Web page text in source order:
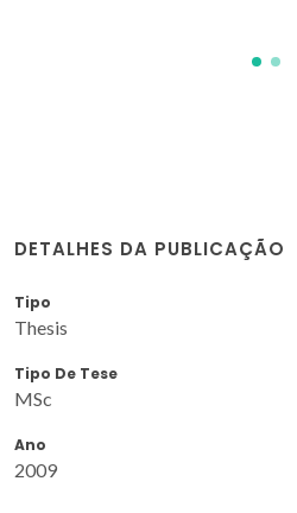
DETALHES DA PUBLICAÇÃO
Tipo
Thesis
Tipo De Tese
MSc
Ano
2009